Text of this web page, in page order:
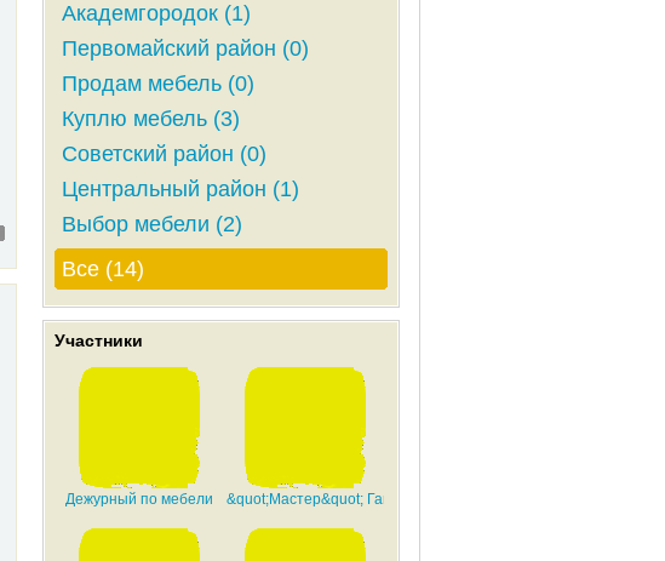
Академгородок (1)
Первомайский район (0)
Продам мебель (0)
Куплю мебель (3)
Советский район (0)
Центральный район (1)
Выбор мебели (2)
Все (14)
Участники
Дежурный по мебели &quot;Мастер&quot; Гамбс